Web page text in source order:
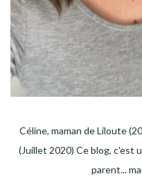
Céline, maman de Liloute
(Juillet 2020) Ce blog, c'est
parent...